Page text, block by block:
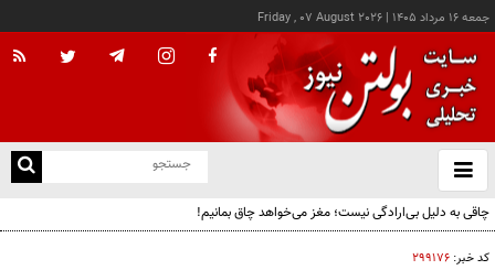
جمعه ۱۶ مرداد ۱۴۰۵ |
Friday , 07 August 2026
باز
و
چاقی به دلیل بی‌ارادگی نیست؛ مغز می‌خواهد چاق بمانیم!
کد خبر: ۲۹۹۱۷۶